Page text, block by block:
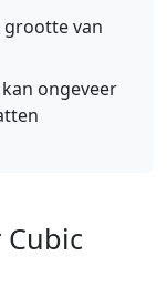
grootte van
ongeveer
Cubic